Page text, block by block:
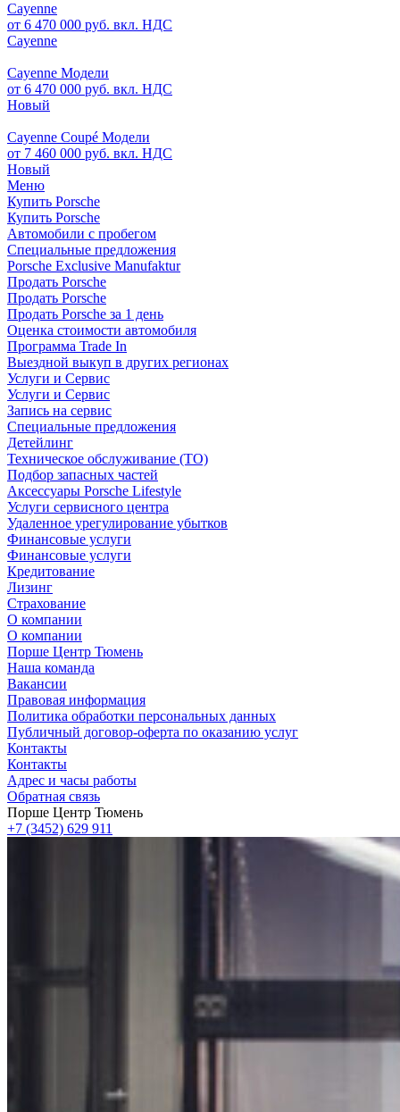
Cayenne
от 6 470 000 руб. вкл. НДС
Cayenne
Cayenne Модели
от 6 470 000 руб. вкл. НДС
Новый
Cayenne Coupé Модели
от 7 460 000 руб. вкл. НДС
Новый
Меню
Купить Porsche
Купить Porsche
Автомобили с пробегом
Специальные предложения
Porsche Exclusive Manufaktur
Продать Porsche
Продать Porsche
Продать Porsche за 1 день
Оценка стоимости автомобиля
Программа Trade In
Выездной выкуп в других регионах
Услуги и Сервис
Услуги и Сервис
Запись на сервис
Специальные предложения
Детейлинг
Техническое обслуживание (ТО)
Подбор запасных частей
Аксессуары Porsche Lifestyle
Услуги сервисного центра
Удаленное урегулирование убытков
Финансовые услуги
Финансовые услуги
Кредитование
Лизинг
Страхование
О компании
О компании
Порше Центр Тюмень
Наша команда
Вакансии
Правовая информация
Политика обработки персональных данных
Публичный договор-оферта по оказанию услуг
Контакты
Контакты
Адрес и часы работы
Обратная связь
Порше Центр Тюмень
+7 (3452) 629 911